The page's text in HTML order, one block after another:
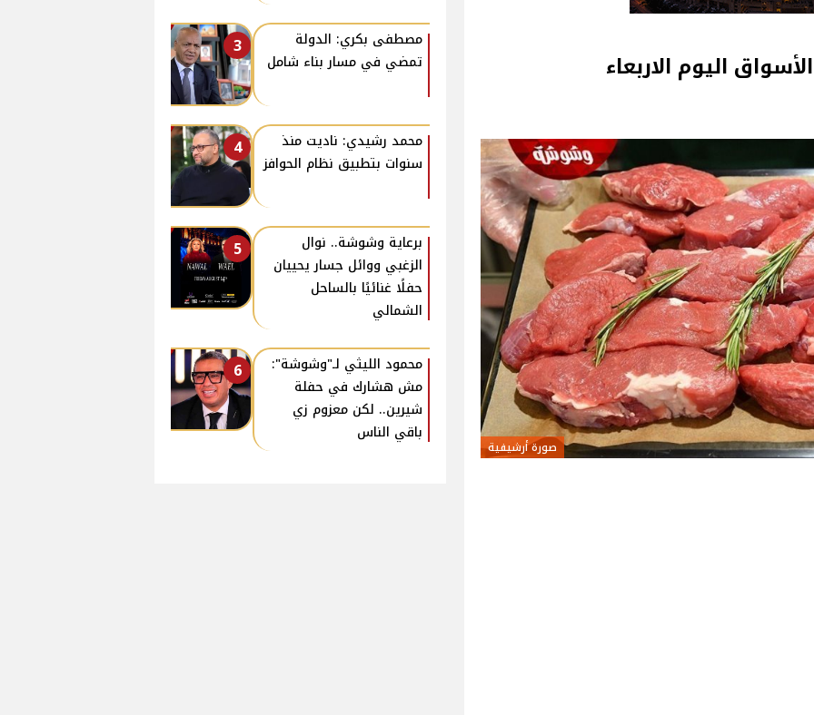
اليوم الاربعاء
صورة أرشيفية
3
مصطفى بكري: الدولة
تمضي في مسار بناء شامل
4
محمد رشيدي: ناديت منذ
سنوات بتطبيق نظام الحوافز
5
برعاية وشوشة.. نوال
الزغبي ووائل جسار يحييان
حفلًا غنائيًا بالساحل
الشمالي
6
محمود الليثي لـ"وشوشة":
مش هشارك في حفلة
شيرين.. لكن معزوم زي
باقي الناس